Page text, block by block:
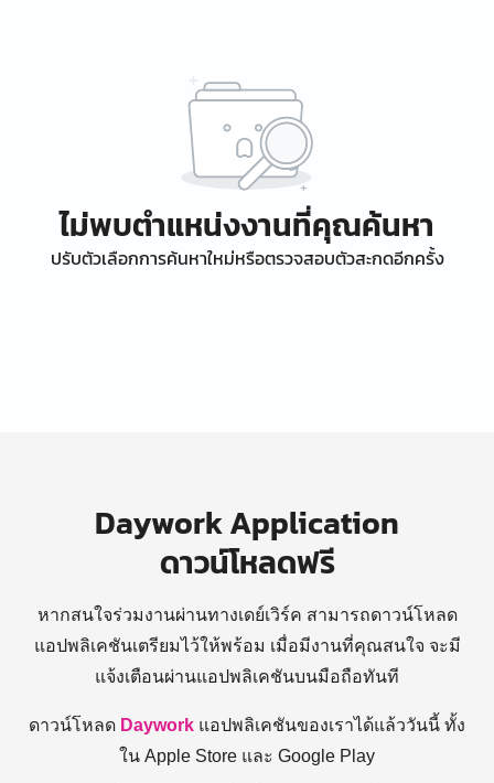
ไม่พบตำแหน่งงานที่คุณค้นหา
ปรับตัวเลือกการค้นหาใหม่หรือตรวจสอบตัวสะกดอีกครั้ง
Daywork Application
ดาวน์โหลดฟรี
หากสนใจร่วมงานผ่านทางเดย์เวิร์ค สามารถดาวน์โหลด
แอปพลิเคชันเตรียมไว้ให้พร้อม เมื่อมีงานที่คุณสนใจ จะมี
แจ้งเตือนผ่านแอปพลิเคชันบนมือถือทันที
ดาวน์โหลด Daywork แอปพลิเคชันของเราได้แล้ววันนี้ ทั้ง
ใน Apple Store และ Google Play